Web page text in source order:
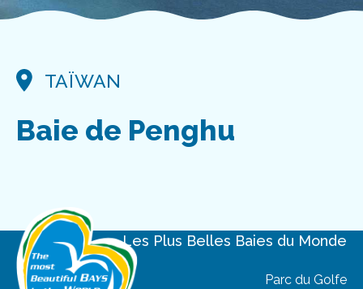
CONGRÈS 2024 DAKHLA,MAROC
CONTACT
TAÏWAN
Baie de Penghu
Les Plus Belles Baies du Monde
Parc du Golfe